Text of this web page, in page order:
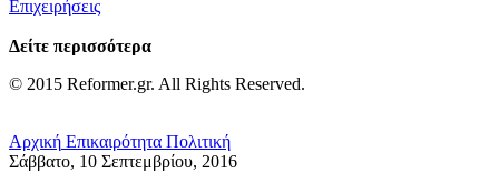
Επιχειρήσεις
Δείτε περισσότερα
© 2015 Reformer.gr. All Rights Reserved.
Αρχική Επικαιρότητα Πολιτική
Σάββατο, 10 Σεπτεμβρίου, 2016